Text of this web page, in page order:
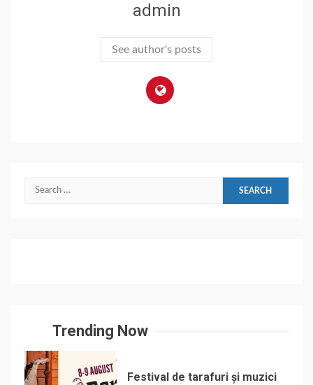
admin
See author's posts
Search
Trending Now
Festival de tarafuri și muzici